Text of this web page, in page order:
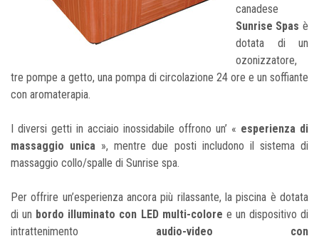
canadese
Sunrise Spas è
dotata di un
ozonizzatore,
tre pompe a getto, una pompa di circolazione 24 ore e un soffiante
con aromaterapia.
I diversi getti in acciaio inossidabile offrono un’ « esperienza di
massaggio unica », mentre due posti includono il sistema di
massaggio collo/spalle di Sunrise spa.
Per offrire un’esperienza ancora più rilassante, la piscina è dotata
di un bordo illuminato con LED multi-colore e un dispositivo di
intrattenimento audio-video con